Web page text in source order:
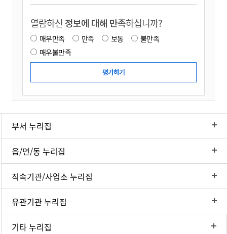
열람하신 정보에 대해 만족하십니까?
매우만족 만족 보통
불만족
매우불만족
부서 누리집
읍/면/동 누리집
직속기관/사업소 누리집
유관기관 누리집
기타 누리집